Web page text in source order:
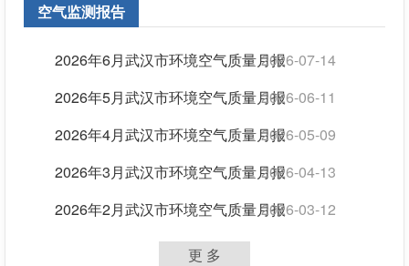
空气监测报告
2026年6月武汉市环境空气质量月报2026-07-14
2026年5月武汉市环境空气质量月报2026-06-11
2026年4月武汉市环境空气质量月报2026-05-09
2026年3月武汉市环境空气质量月报2026-04-13
2026年2月武汉市环境空气质量月报2026-03-12
更 多